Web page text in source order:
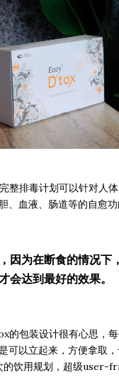
整排毒计划可以针对人
、血液、肠道等的自愈功
因为在断食的情况下
会达到最好的效果。
的包装设计很有心思，
可以立起来，方便拿取
的饮用规划，超级user-